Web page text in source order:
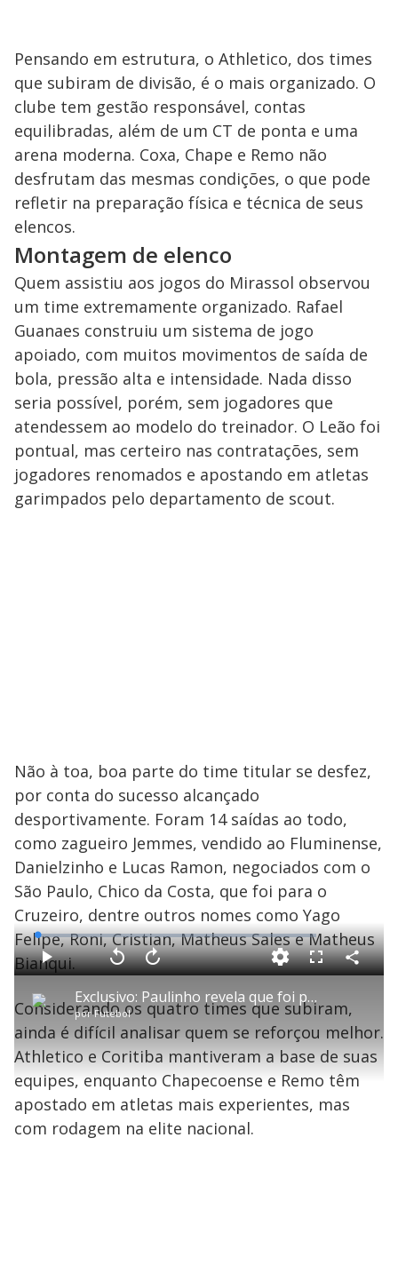
Pensando em estrutura, o Athletico, dos times
que subiram de divisão, é o mais organizado. O
clube tem gestão responsável, contas
equilibradas, além de um CT de ponta e uma
arena moderna. Coxa, Chape e Remo não
desfrutam das mesmas condições, o que pode
refletir na preparação física e técnica de seus
elencos.
Montagem de elenco
Quem assistiu aos jogos do Mirassol observou
um time extremamente organizado. Rafael
Guanaes construiu um sistema de jogo
apoiado, com muitos movimentos de saída de
bola, pressão alta e intensidade. Nada disso
seria possível, porém, sem jogadores que
atendessem ao modelo do treinador. O Leão foi
pontual, mas certeiro nas contratações, sem
jogadores renomados e apostando em atletas
garimpados pelo departamento de scout.
Não à toa, boa parte do time titular se desfez,
por conta do sucesso alcançado
desportivamente. Foram 14 saídas ao todo,
como zagueiro Jemmes, vendido ao Fluminense,
Danielzinho e Lucas Ramon, negociados com o
São Paulo, Chico da Costa, que foi para o
Cruzeiro, dentre outros nomes como Yago
Felipe, Roni, Cristian, Matheus Sales e Matheus
Bianqui.
P
l
a
Exclusivo: Paulinho revela que foi procurado pelo Corinthians para assumir cargo de direção
porFutebol
P V
l
t
a
r
0
e
g
n
d
A
a
n
ç
a
r
s
e
u
n
d
o
s
L
o
a
d
e
:
0
.
7
2
%
F
s
c
e
n
C
o
l
a
Considerando os quatro times que subiram,
ainda é difícil analisar quem se reforçou melhor.
Athletico e Coritiba mantiveram a base de suas
equipes, enquanto Chapecoense e Remo têm
apostado em atletas mais experientes, mas
com rodagem na elite nacional.